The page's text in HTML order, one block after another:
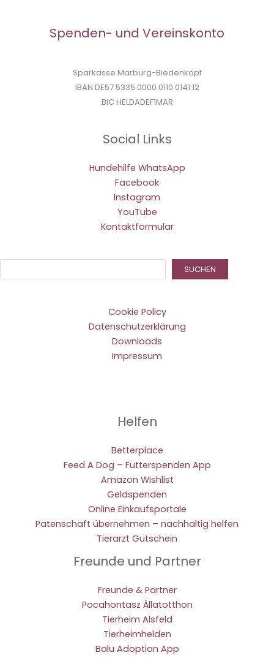
Spenden- und Vereinskonto
Sparkasse Marburg-Biedenkopf
IBAN DE57 5335 0000 0110 0141 12
BIC HELDADEF1MAR
Social Links
Hundehilfe WhatsApp
Facebook
Instagram
YouTube
Kontaktformular
SUCHEN
Cookie Policy
Datenschutzerklärung
Downloads
Impressum
Helfen
Betterplace
Feed A Dog – Futterspenden App
Amazon Wishlist
Geldspenden
Online Einkaufsportale
Patenschaft übernehmen – nachhaltig helfen
Tierarzt Gutschein
Freunde und Partner
Freunde & Partner
Pocahontasz Állatotthon
Tierheim Alsfeld
Tierheimhelden
Balu Adoption App